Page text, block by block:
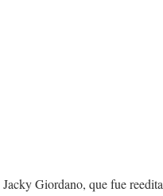
Giordano, que fue